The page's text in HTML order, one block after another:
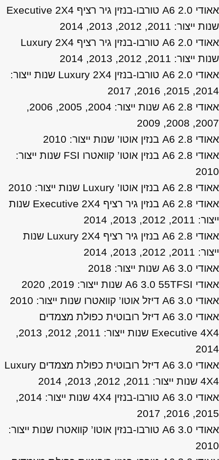
אאודי A6 2.0 טורבו-בנזין גיר רציף Executive 2X4
שנות ייצור: 2011, 2012, 2013, 2014
אאודי A6 2.0 טורבו-בנזין גיר רציף Luxury 2X4
שנות ייצור: 2011, 2012, 2013, 2014
אאודי A6 2.0 טורבו-בנזין Luxury 2X4 שנות ייצור:
2014, 2015, 2016, 2017
אאודי A6 2.8 שנות ייצור: 2004, 2005, 2006,
2007, 2008, 2009
אאודי A6 2.8 בנזין אוטו’ שנות ייצור: 2010
אאודי A6 2.8 בנזין אוטו’ קוואטרו FSI שנות ייצור:
2010
אאודי A6 2.8 בנזין אוטו’ Luxury שנות ייצור: 2010
אאודי A6 2.8 בנזין גיר רציף Executive 2X4 שנות
ייצור: 2011, 2012, 2013, 2014
אאודי A6 2.8 בנזין גיר רציף Luxury 2X4 שנות
ייצור: 2011, 2012, 2013, 2014
אאודי A6 3.0 שנות ייצור: 2018
אאודי A6 3.0 55TFSI שנות ייצור: 2019, 2020
אאודי A6 3.0 דיזל אוטו’ קוואטרו שנות ייצור: 2010
אאודי A6 3.0 דיזל רובוטית כפולת מצמדים
Executive 4X4 שנות ייצור: 2011, 2012, 2013,
2014
אאודי A6 3.0 דיזל רובוטית כפולת מצמדים Luxury
4X4 שנות ייצור: 2011, 2012, 2013, 2014
אאודי A6 3.0 טורבו-בנזין 4X4 שנות ייצור: 2014,
2015, 2016, 2017
אאודי A6 3.0 טורבו-בנזין אוטו’ קוואטרו שנות ייצור:
2010